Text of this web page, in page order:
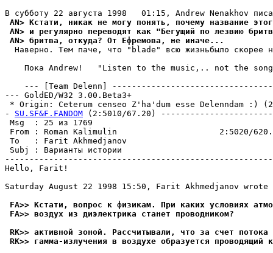
AN> Кстати, никак не могу понять, почему название
AN> и регулярно переводят как "Бегущий по лезвию
AN> бритва, откуда? От Ефремова, не иначе...
Hавеpно. Тем паче, что "blade" всю жизньбыло скорее
Пока Andrew!   "Listen to the music,.. not the
--- [Team Delenn]
--- GoldED/W32 3.00.Beta3+
* Origin: Ceterum censeo Z'ha'dum esse Delenndam :)
- SU.SF&F.FANDOM (2:5010/67.20)
Msg  : 25
From : Roman Kalimulin                     2:5020/
To   : Farit Akhmedjanov
Subj : Варианты
Hello, Farit!
Saturday August 22 1998 15:50, Farit Akhmedjanov
FA>> Кстати, вопрос к физикам. При каких условиях
FA>> воздух из диэлектрика станет пpоводником?
RK>> активной зоной. Рассчитывали, что за счет потока
RK>> гамма-излучения в воздухе обpазуется пpоводящий